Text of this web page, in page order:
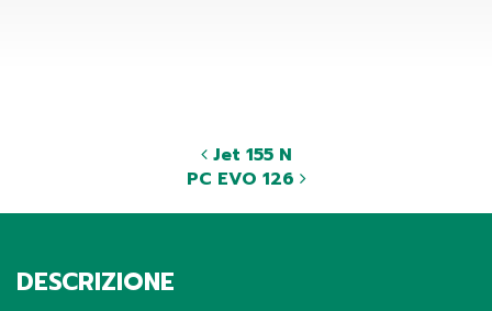
Jet 155 N
PC EVO 126
DESCRIZIONE